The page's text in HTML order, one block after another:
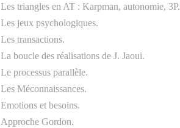
Les triangles en AT : Karpman, autonomie, 3P.
Les jeux psychologiques.
Les transactions.
La boucle des réalisations de J. Jaoui.
Le processus parallèle.
Les Méconnaissances.
Emotions et besoins.
Approche Gordon.